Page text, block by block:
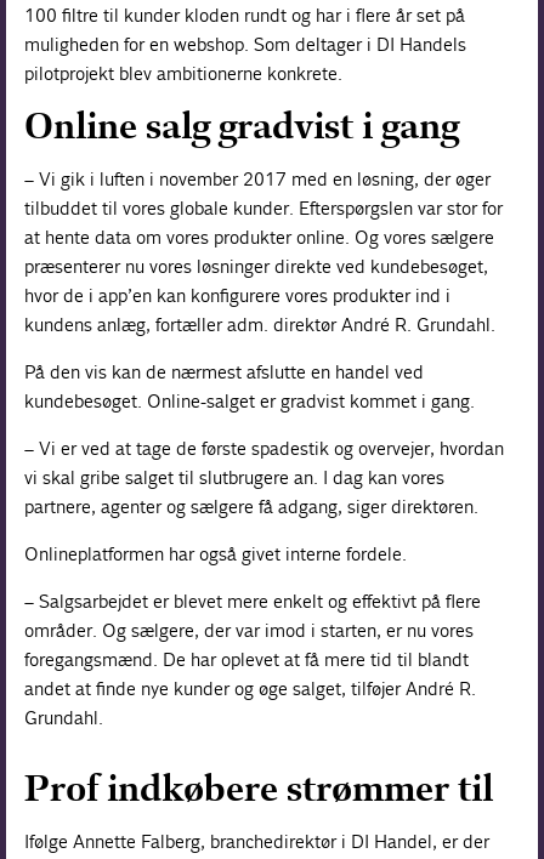
100 filtre til kunder kloden rundt og har i flere år set på
muligheden for en webshop. Som deltager i DI Handels
pilotprojekt blev ambitionerne konkrete.
Online salg gradvist i gang
– Vi gik i luften i november 2017 med en løsning, der øger
tilbuddet til vores globale kunder. Efterspørgslen var stor for
at hente data om vores produkter online. Og vores sælgere
præsenterer nu vores løsninger direkte ved kundebesøget,
hvor de i app’en kan konfigurere vores produkter ind i
kundens anlæg, fortæller adm. direktør André R. Grundahl.
På den vis kan de nærmest afslutte en handel ved
kundebesøget. Online-salget er gradvist kommet i gang.
– Vi er ved at tage de første spadestik og overvejer, hvordan
vi skal gribe salget til slutbrugere an. I dag kan vores
partnere, agenter og sælgere få adgang, siger direktøren.
Onlineplatformen har også givet interne fordele.
– Salgsarbejdet er blevet mere enkelt og effektivt på flere
områder. Og sælgere, der var imod i starten, er nu vores
foregangsmænd. De har oplevet at få mere tid til blandt
andet at finde nye kunder og øge salget, tilføjer André R.
Grundahl.
Prof indkøbere strømmer til
Ifølge Annette Falberg, branchedirektør i DI Handel, er der